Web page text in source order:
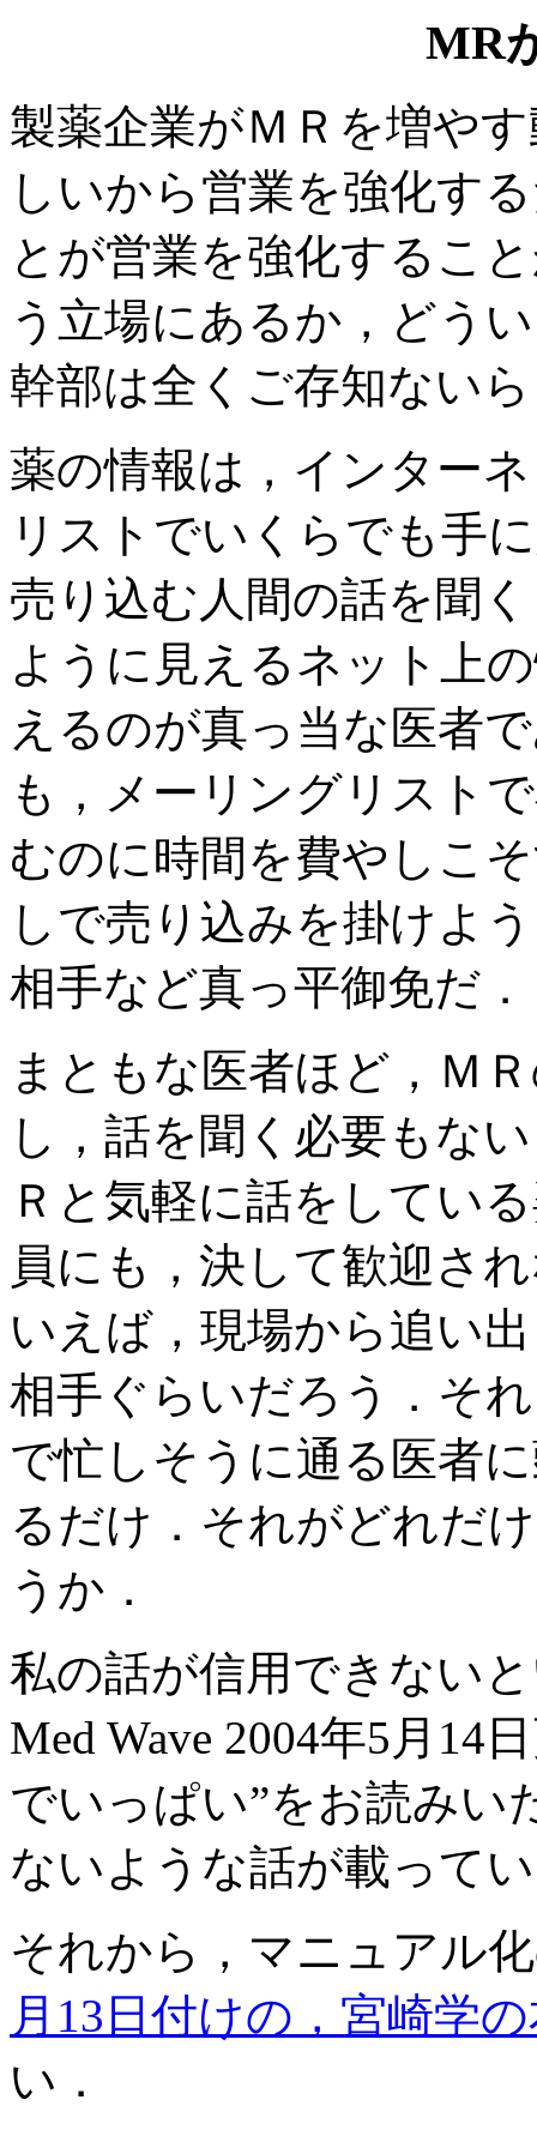
MR
製薬企業がＭＲを増や
しいから営業を強化す
とが営業を強化するこ
う立場にあるか，どう
幹部は全くご存知ない
薬の情報は，インター
リストでいくらでも手
売り込む人間の話を聞
ように見えるネット上
えるのが真っ当な医者
も，メーリングリスト
むのに時間を費やしこ
しで売り込みを掛けよ
相手など真っ平御免だ．
まともな医者ほど，Ｍ
し，話を聞く必要もな
Ｒと気軽に話をしてい
員にも，決して歓迎さ
いえば，現場から追い
相手ぐらいだろう．そ
で忙しそうに通る医者
るだけ．それがどれだ
うか．
私の話が信用できない
Med Wave 2004年5月14
でいっぱい”をお読みい
ないような話が載って
それから，マニュアル
月13日付けの，宮崎学
い．